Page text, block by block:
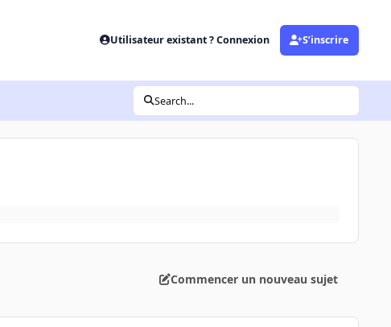
Utilisateur existant ? Connexion S’inscrire
Search...
Commencer un nouveau sujet